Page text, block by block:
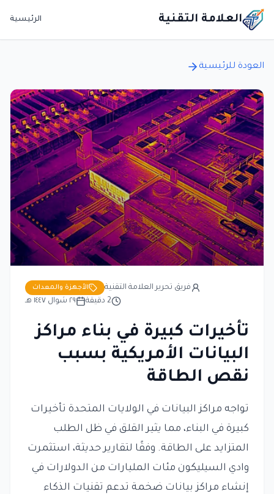
العلامة التقنية الرئيسية
العودة للرئيسية
الأجهزة والمعدات
فريق تحرير العلامة التقنية
٢٩ شوال ١٤٤٧ هـ
2 دقيقة
تأخيرات كبيرة في بناء مراكز
البيانات الأمريكية بسبب
نقص الطاقة
تواجه مراكز البيانات في الولايات المتحدة تأخيرات
كبيرة في البناء، مما يثير القلق في ظل الطلب
المتزايد على الطاقة. وفقًا لتقارير حديثة، استثمرت
وادي السيليكون مئات المليارات من الدولارات في
إنشاء مراكز بيانات ضخمة تدعم تقنيات الذكاء